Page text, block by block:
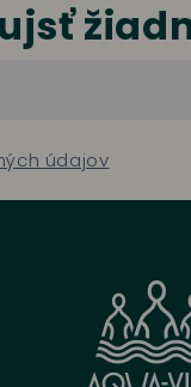
údajov